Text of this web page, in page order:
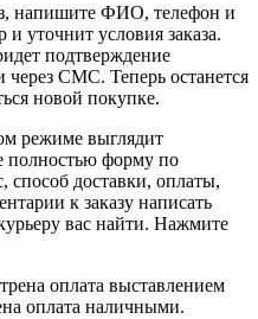
напишите ФИО, телефон и
уточнит условия заказа.
подтверждение
через СМС. Теперь останется
новой покупке.
режиме выглядит
полностью форму по
способ доставки, оплаты,
к заказу написать
вас найти. Нажмите
оплата выставлением
оплата наличными.